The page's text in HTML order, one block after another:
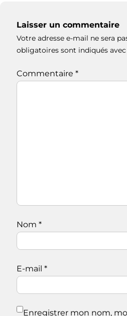
Laisser un commentaire
Votre adresse e-mail ne sera
obligatoires sont indiqués avec
Commentaire *
Nom *
E-mail *
Enregistrer mon nom,